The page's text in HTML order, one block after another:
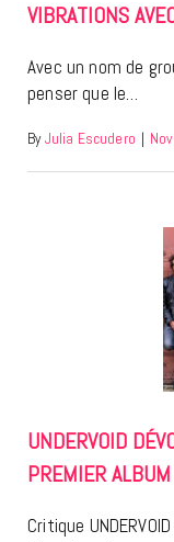
VIBRATIONS
Avec un nom de
penser que le…
By Julia Escudero |
UNDERVOID
PREMIER
Critique